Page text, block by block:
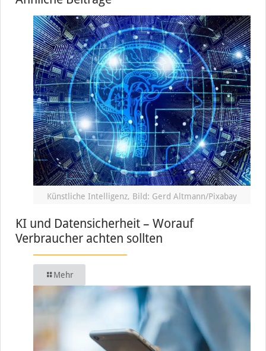
Künstliche Intelligenz, Bild: Gerd Altmann/Pixabay
KI und Datensicherheit – Worauf
Verbraucher achten sollten
Mehr